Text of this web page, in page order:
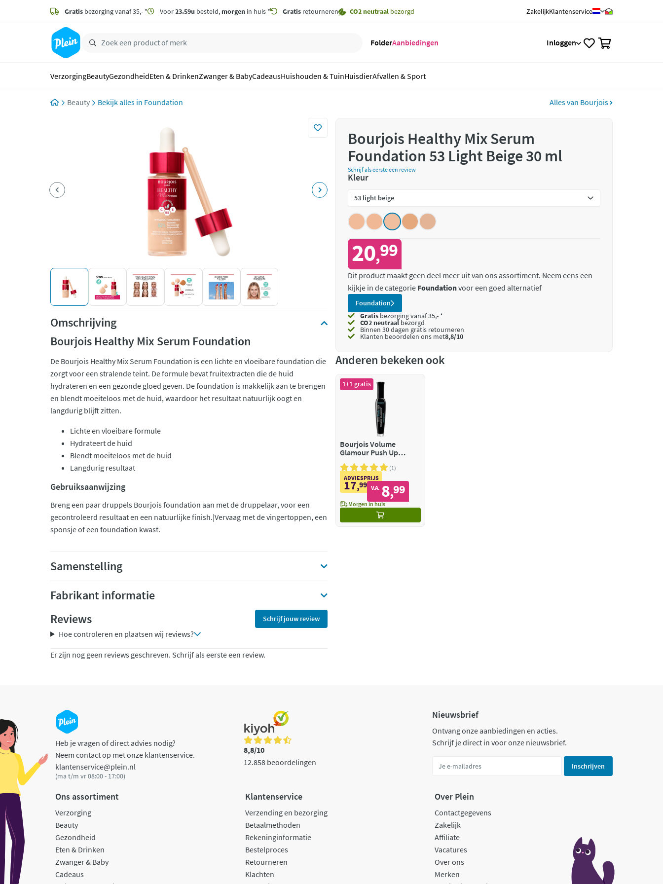
zoeken
hoofdinhoud
Gratis bezorging vanaf 35,- * Voor23.59u besteld, morgen in huis * Gratis retourneren CO2 neutraal bezorgd ZakelijkKlantenservice
FolderAanbiedingen Inloggen
VerzorgingBeautyGezondheidEten & DrinkenZwanger & BabyCadeausHuishouden & TuinHuisdierAfvallen & Sport
Beauty Foundation Alles van Bourjois
Omschrijving
Bourjois Healthy Mix Serum Foundation
De Bourjois Healthy Mix Serum Foundation is een lichte en vloeibare foundation die
zorgt voor een stralende teint. De formule bevat fruitextracten die de huid
hydrateren en een gezonde gloed geven. De foundation is makkelijk aan te brengen
en blendt moeiteloos met de huid, waardoor het resultaat natuurlijk oogt en
langdurig blijft zitten.
Lichte en vloeibare formule
Hydrateert de huid
Blendt moeiteloos met de huid
Langdurig resultaat
Gebruiksaanwijzing
Breng een paar druppels Bourjois foundation aan met de druppelaar, voor een
gecontroleerd resultaat en een natuurlijke finish.|Vervaag met de vingertoppen, een
sponsje of een foundation kwast.
Samenstelling
Fabrikant informatie
Reviews
Schrijf jouw review
Hoe controleren en plaatsen wij reviews?
Er zijn nog geen reviews geschreven. Schrijf als eerste een review.
Bourjois Healthy Mix Serum
Foundation 53 Light Beige 30 ml
Schrijf als eerste een review
Kleur
20,99
Dit product maakt geen deel meer uit van ons assortiment. Neem eens een
kijkje in de categorie Foundationvoor een goed alternatief
Foundation
Gratis bezorging vanaf 35,- *
CO2 neutraalbezorgd
Binnen 30 dagen gratis retourneren
Klanten beoordelen ons met8,8/10
Anderen bekeken ook
1+1 gratis
Bourjois Volume
Glamour Push Up
Mascara 71 Black
Waterproof
1
ADVIESPRIJS
17,99 V.A. 8,99
Morgen in huis
Heb je vragen of direct advies nodig?
Neem contact op met onze klantenservice.
klantenservice@plein.nl
(ma t/m vr 08:00 - 17:00)
8,8/10
12.858 beoordelingen
Nieuwsbrief
Ontvang onze aanbiedingen en acties.
Schrijf je direct in voor onze nieuwsbrief.
Inschrijven
Ons assortiment
Verzorging
Beauty
Gezondheid
Eten & Drinken
Zwanger & Baby
Cadeaus
Klantenservice
Verzending en bezorging
Betaalmethoden
Rekeninginformatie
Bestelproces
Retourneren
Klachten
Over Plein
Contactgegevens
Zakelijk
Affiliate
Vacatures
Over ons
Merken